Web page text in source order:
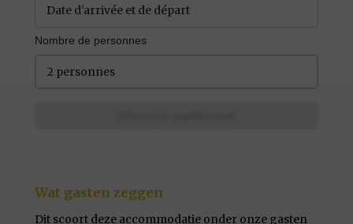
Nombre de personnes
2 personnes
Wat gasten zeggen
Dit scoort deze accommodatie onder onze gasten